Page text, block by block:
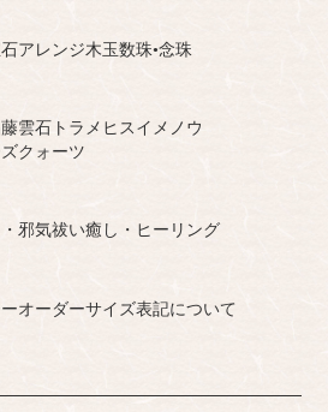
アレンジ木玉数珠•念珠
藤雲石 トラメ ヒスイ メノウ
クォーツ
邪気祓い癒し・ヒーリング
オーダーサイズ表記について